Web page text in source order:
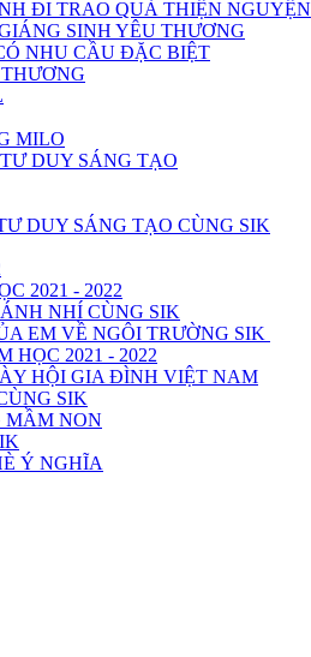
ĐI TRAO QUÀ THIỆN NGUYỆN
SINH YÊU THƯƠNG
NHU CẦU ĐẶC BIỆT
MILO
DUY SÁNG TẠO
DUY SÁNG TẠO CÙNG SIK
2021 - 2022
NHÍ CÙNG SIK
EM VỀ NGÔI TRƯỜNG SIK
HỌC 2021 - 2022
HỘI GIA ĐÌNH VIỆT NAM
SIK
MẦM NON
Ý NGHĨA